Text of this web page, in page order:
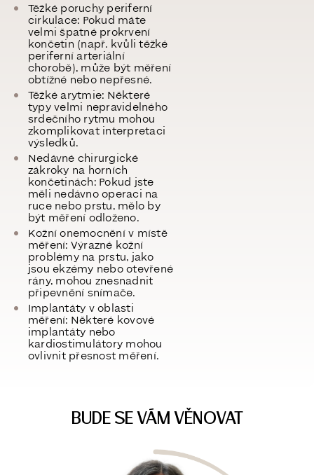
Těžké poruchy periferní
cirkulace: Pokud máte
velmi špatné prokrvení
končetin (např. kvůli těžké
periferní arteriální
chorobě), může být měření
obtížné nebo nepřesné.
Těžké arytmie: Některé
typy velmi nepravidelného
srdečního rytmu mohou
zkomplikovat interpretaci
výsledků.
Nedávné chirurgické
zákroky na horních
končetinách: Pokud jste
měli nedávno operaci na
ruce nebo prstu, mělo by
být měření odloženo.
Kožní onemocnění v místě
měření: Výrazné kožní
problémy na prstu, jako
jsou ekzémy nebo otevřené
rány, mohou znesnadnit
připevnění snímače.
Implantáty v oblasti
měření: Některé kovové
implantáty nebo
kardiostimulátory mohou
ovlivnit přesnost měření.
BUDE SE VÁM VĚNOVAT